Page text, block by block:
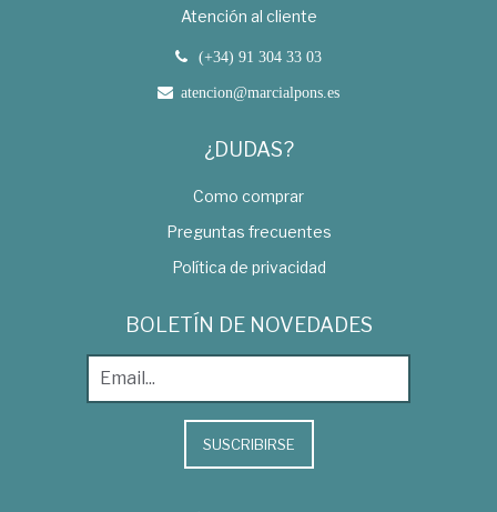
Atención al cliente
(+34) 91 304 33 03
atencion@marcialpons.es
¿DUDAS?
Como comprar
Preguntas frecuentes
Política de privacidad
BOLETÍN DE NOVEDADES
SUSCRIBIRSE